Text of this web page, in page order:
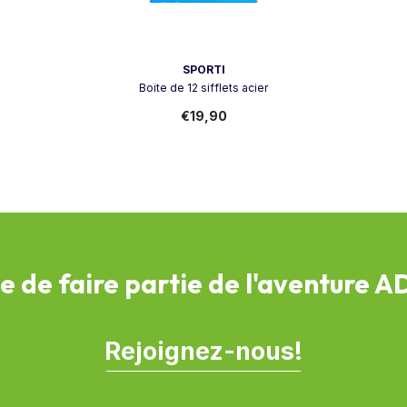
SPORTI
Boite de 12 sifflets acier
€19,90
de faire partie de l'aventure
Rejoignez-nous!